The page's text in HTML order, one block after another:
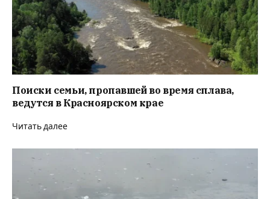
Поиски семьи, пропавшей во время сплава,
ведутся в Красноярском крае
Читать далее